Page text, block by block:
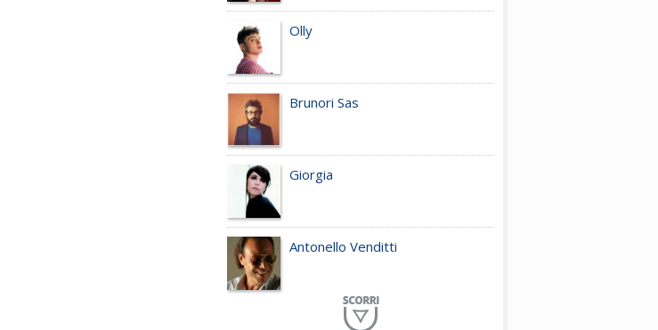
Olly
Brunori Sas
Giorgia
Antonello Venditti
Planet Funk